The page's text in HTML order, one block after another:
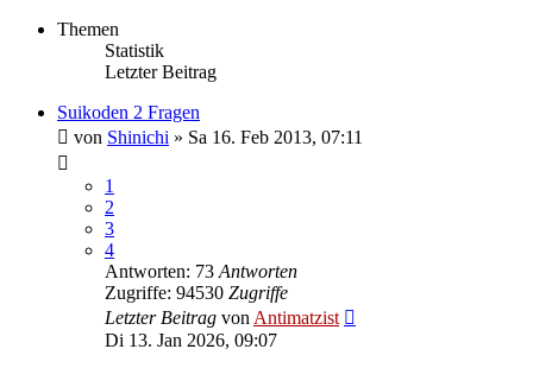
Themen
Statistik
Letzter Beitrag
Suikoden 2 Fragen
von Shinichi » Sa 16. Feb 2013, 07:11
1
2
3
4
Antworten: 73 Antworten
Zugriffe: 94530 Zugriffe
Letzter Beitrag von Antimatzist
Di 13. Jan 2026, 09:07